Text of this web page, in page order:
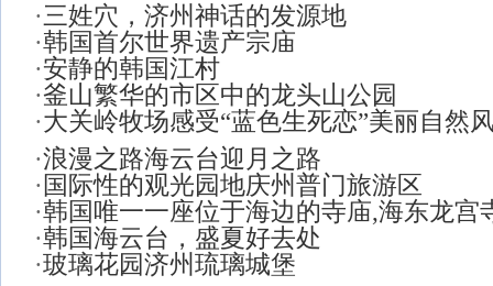
·三姓穴，济州神话的发源地
·韩国首尔世界遗产宗庙
·安静的韩国江村
·釜山繁华的市区中的龙头山公园
·大关岭牧场感受“蓝色生死恋”美丽自然
·浪漫之路海云台迎月之路
· 国际性的观光园地庆州普门旅游区
·韩国唯一一座位于海边的寺庙,海东龙宫
·韩国海云台，盛夏好去处
·玻璃花园济州琉璃城堡